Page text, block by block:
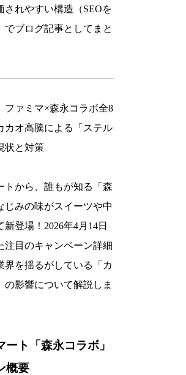
されやすい構造（SEOを
でブログ記事としてまと
ファミマ×森永コラボ全8
カオ高騰による「ステル
状と対策
トから、誰もが知る「森
じみの味がスイーツや中
登場！2026年4月14日
注目のキャンペーン詳細
界を揺るがしている「カ
の影響について解説しま
ート「森永コラボ」
概要